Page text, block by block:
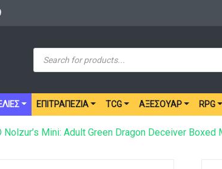
Products
search
ΕΠΙΤΡΑΠΈΖΙΑ TCG ΑΞΕΣΟΥΆΡ RPG
Nolzur’s Mini: Adult Green Dragon Deceiver Boxed